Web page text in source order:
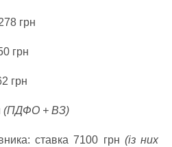
грн
грн
грн
(ПДФО + ВЗ)
ставка 7100 грн (із них